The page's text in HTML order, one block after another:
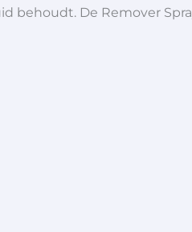
behoudt. De Remover